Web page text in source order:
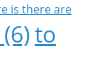
is there are
to